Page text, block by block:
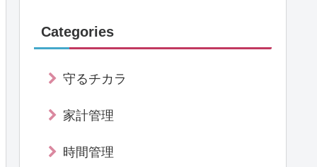
Categories
守るチカラ
家計管理
時間管理